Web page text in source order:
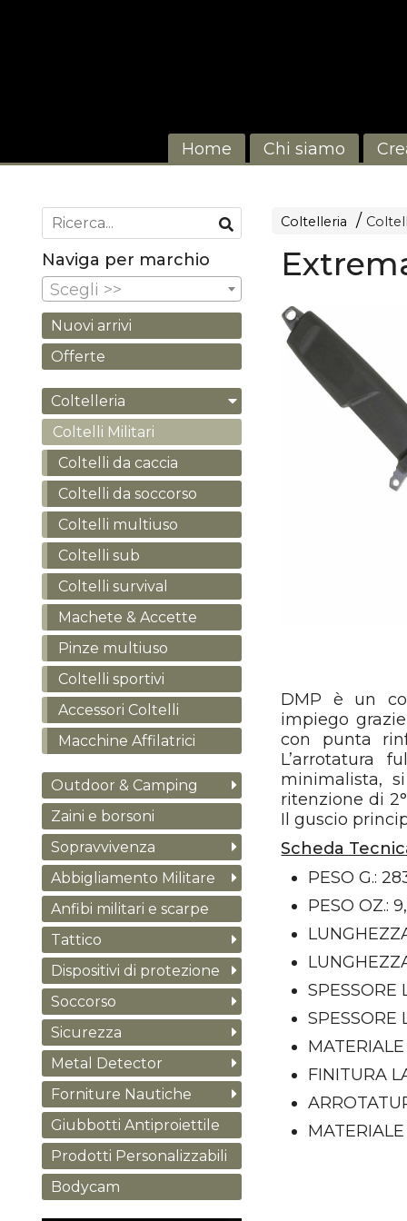
Home Chi siamo
Coltelleria
DMP è un
impiego
con punta
L’arrotatura
minimalista,
ritenzione di
Il guscio
Scheda
PESO G.:
PESO OZ.:
SPESSORE
SPESSORE
FINITURA
Naviga per marchio
Scegli >>
Nuovi arrivi
Offerte
Coltelleria
Coltelli Militari
Coltelli da caccia
Coltelli da soccorso
Coltelli multiuso
Coltelli sub
Coltelli survival
Machete & Accette
Pinze multiuso
Coltelli sportivi
Accessori Coltelli
Macchine Affilatrici
Outdoor & Camping
Zaini e borsoni
Sopravvivenza
Abbigliamento Militare
Anfibi militari e scarpe
Tattico
Dispositivi di protezione
Soccorso
Sicurezza
Metal Detector
Forniture Nautiche
Giubbotti Antiproiettile
Prodotti Personalizzabili
Bodycam